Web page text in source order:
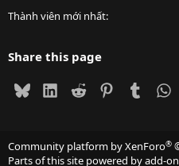
Thành viên mới nhất
Share this page
BlueskyLinkedIn
Reddit PinterestTumblr
Community platform by XenForo®
Parts of this site powered byadd-